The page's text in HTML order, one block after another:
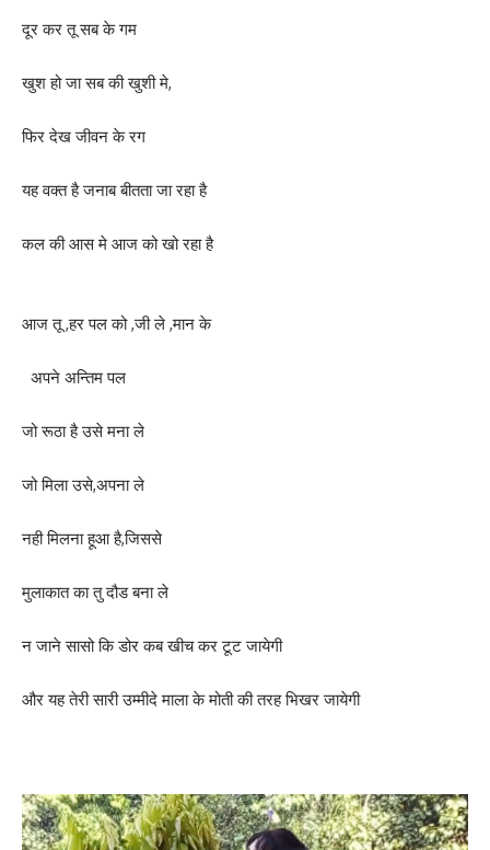
दूर कर तू सब के गम
खुश हो जा सब की खुशी मे,
फिर देख जीवन के रग
यह वक्त है जनाब बीतता जा रहा है
कल की आस मे आज को खो रहा है
आज तू ,हर पल को ,जी ले ,मान के
अपने अन्तिम पल
जो रूठा है उसे मना ले
जो मिला उसे,अपना ले
नही मिलना हूआ है,जिससे
मुलाकात का तु दौड बना ले
न जाने सासो कि डोर कब खीच कर टूट जायेगी
और यह तेरी सारी उम्मीदे माला के मोती की तरह भिखर जायेगी